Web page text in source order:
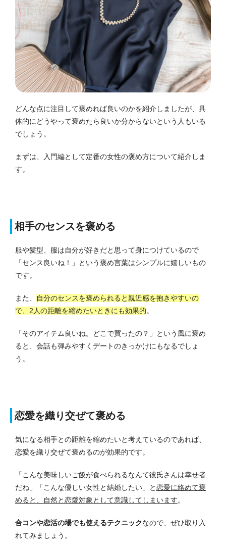
どんな点に注目して褒めれば良いのかを紹介しましたが、具
体的にどうやって褒めたら良いか分からないという人もいる
でしょう。
まずは、入門編として定番の女性の褒め方について紹介しま
す。
相手のセンスを褒める
服や髪型、服は自分が好きだと思って身につけているので
「センス良いね！」という褒め言葉はシンプルに嬉しいもの
です。
また、
自分のセンスを褒められると親近感を抱きやすいの
で、2人の距離を縮めたいときにも効果的。
「そのアイテム良いね。どこで買ったの？」という風に褒め
ると、会話も弾みやすくデートのきっかけにもなるでしょ
う。
恋愛を織り交ぜて褒める
気になる相手との距離を縮めたいと考えているのであれば、
恋愛を織り交ぜて褒めるのが効果的です。
「こんな美味しいご飯が食べられるなんて彼氏さんは幸せ者
だね」「こんな優しい女性と結婚したい」と恋愛に絡めて褒
めると、自然と恋愛対象として意識してしまいます。
合コンや恋活の場でも使えるテクニックなので、ぜひ取り入
れてみましょう。